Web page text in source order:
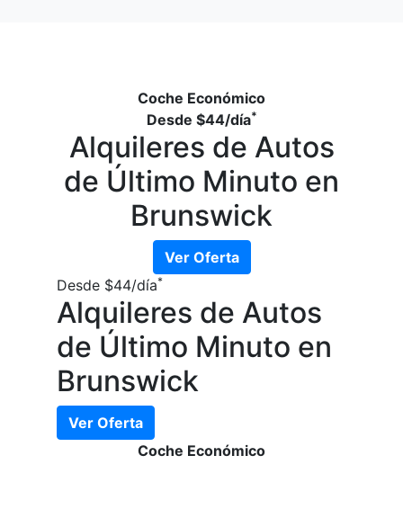
Coche Económico
Desde $44/día*
Alquileres de Autos
de Último Minuto en
Brunswick
Ver Oferta
Desde $44/día*
Alquileres de Autos
de Último Minuto en
Brunswick
Ver Oferta
Coche Económico